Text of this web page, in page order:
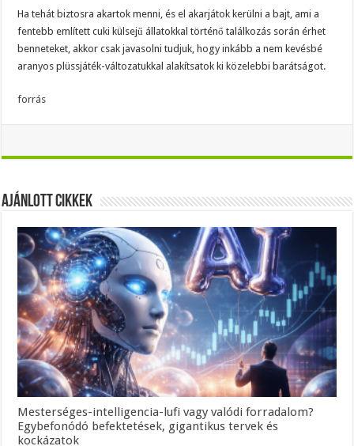
Ha tehát biztosra akartok menni, és el akarjátok kerülni a bajt, ami a
fentebb említett cuki külsejű állatokkal történő találkozás során érhet
benneteket, akkor csak javasolni tudjuk, hogy inkább a nem kevésbé
aranyos plüssjáték-változatukkal alakítsatok ki közelebbi barátságot.
forrás
Ajánlott Cikkek
Mesterséges-intelligencia-lufi vagy valódi forradalom?
Egybefonódó befektetések, gigantikus tervek és
kockázatok